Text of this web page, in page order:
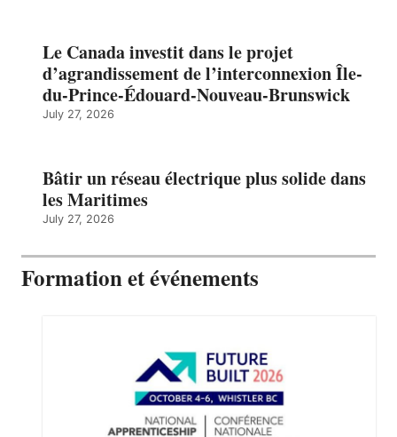
Le Canada investit dans le projet
d’agrandissement de l’interconnexion Île-
du-Prince-Édouard-Nouveau-Brunswick
July 27, 2026
Bâtir un réseau électrique plus solide dans
les Maritimes
July 27, 2026
Formation et événements